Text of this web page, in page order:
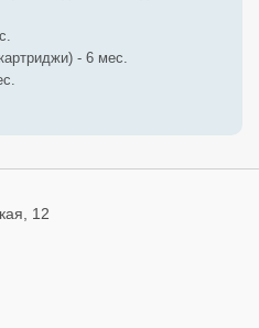
- 6 мес.
12